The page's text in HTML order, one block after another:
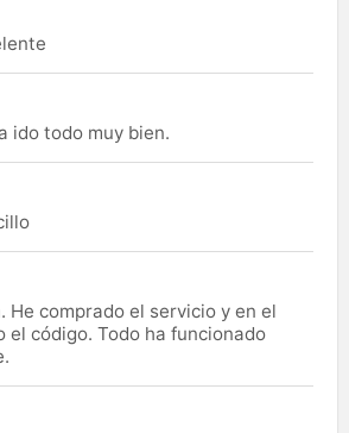
ido todo muy bien.
He comprado el servicio y en el
el código. Todo ha funcionado